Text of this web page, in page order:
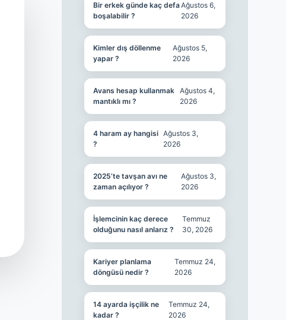
Bir erkek günde kaç defa
boşalabilir ?
Ağustos 6,
2026
Kimler dış döllenme
yapar ?
Ağustos 5,
2026
Avans hesap kullanmak
mantıklı mı ?
Ağustos 4,
2026
4 haram ay hangisi
?
Ağustos 3,
2026
2025’te tavşan avı ne
zaman açılıyor ?
Ağustos 3,
2026
İşlemcinin kaç derece
olduğunu nasıl anlarız ?
Temmuz
30, 2026
Kariyer planlama
döngüsü nedir ?
Temmuz 24,
2026
14 ayarda işçilik ne
kadar ?
Temmuz 24,
2026